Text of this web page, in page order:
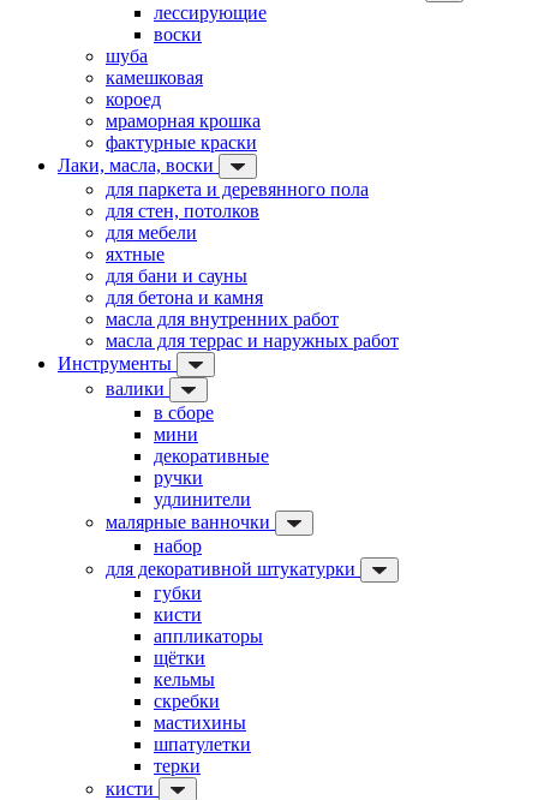
лессирующие
воски
шуба
камешковая
короед
мраморная крошка
фактурные краски
Лаки, масла, воски
для паркета и деревянного пола
для стен, потолков
для мебели
яхтные
для бани и сауны
для бетона и камня
масла для внутренних работ
масла для террас и наружных работ
Инструменты
валики
в сборе
мини
декоративные
ручки
удлинители
малярные ванночки
набор
для декоративной штукатурки
губки
кисти
аппликаторы
щётки
кельмы
скребки
мастихины
шпатулетки
терки
кисти